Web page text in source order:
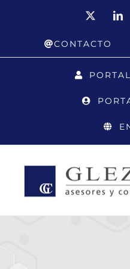
CONTACTO